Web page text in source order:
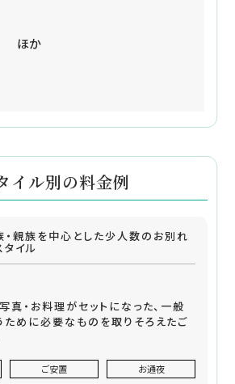
ほか
イル別の料金例
・親族を中心とした少人数のお別れ
タイル
真・お料理がセットになった、一般
めに必要なものを取りそろえたご
ご安置 お通夜